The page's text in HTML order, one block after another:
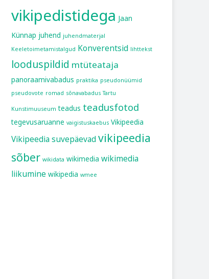
vikipedistidega Jaan
Künnap juhend juhendmaterjal
Keeletoimetamistalgud Konverentsid lihttekst
looduspildid mtüteataja
panoraamivabadus praktika pseudonüümid
pseudovote romad sõnavabadus Tartu
Kunstimuuseum teadus teadusfotod
tegevusaruanne vaigistuskaebus Vikipeedia
Vikipeedia suvepäevadvikipeedia
sõber wikidata wikimedia wikimedia
liikumine wikipedia wmee